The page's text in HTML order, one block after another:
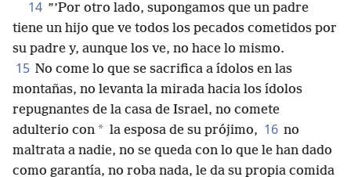
14 ”’Por otro lado, supongamos que un padre
tiene un hijo que ve todos los pecados cometidos por
su padre y, aunque los ve, no hace lo mismo.
15 No come lo que se sacrifica a ídolos en las
montañas, no levanta la mirada hacia los ídolos
repugnantes de la casa de Israel, no comete
adulterio con * la esposa de su prójimo, 16 no
maltrata a nadie, no se queda con lo que le han dado
como garantía, no roba nada, le da su propia comida